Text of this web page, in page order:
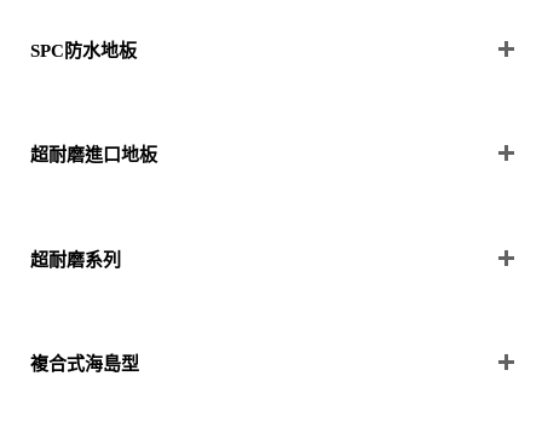
SPC防水地板
超耐磨進口地板
超耐磨系列
複合式海島型